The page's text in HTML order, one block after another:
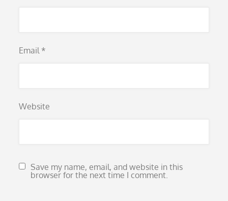
Email *
Website
Save my name, email, and website in this
browser for the next time I comment.